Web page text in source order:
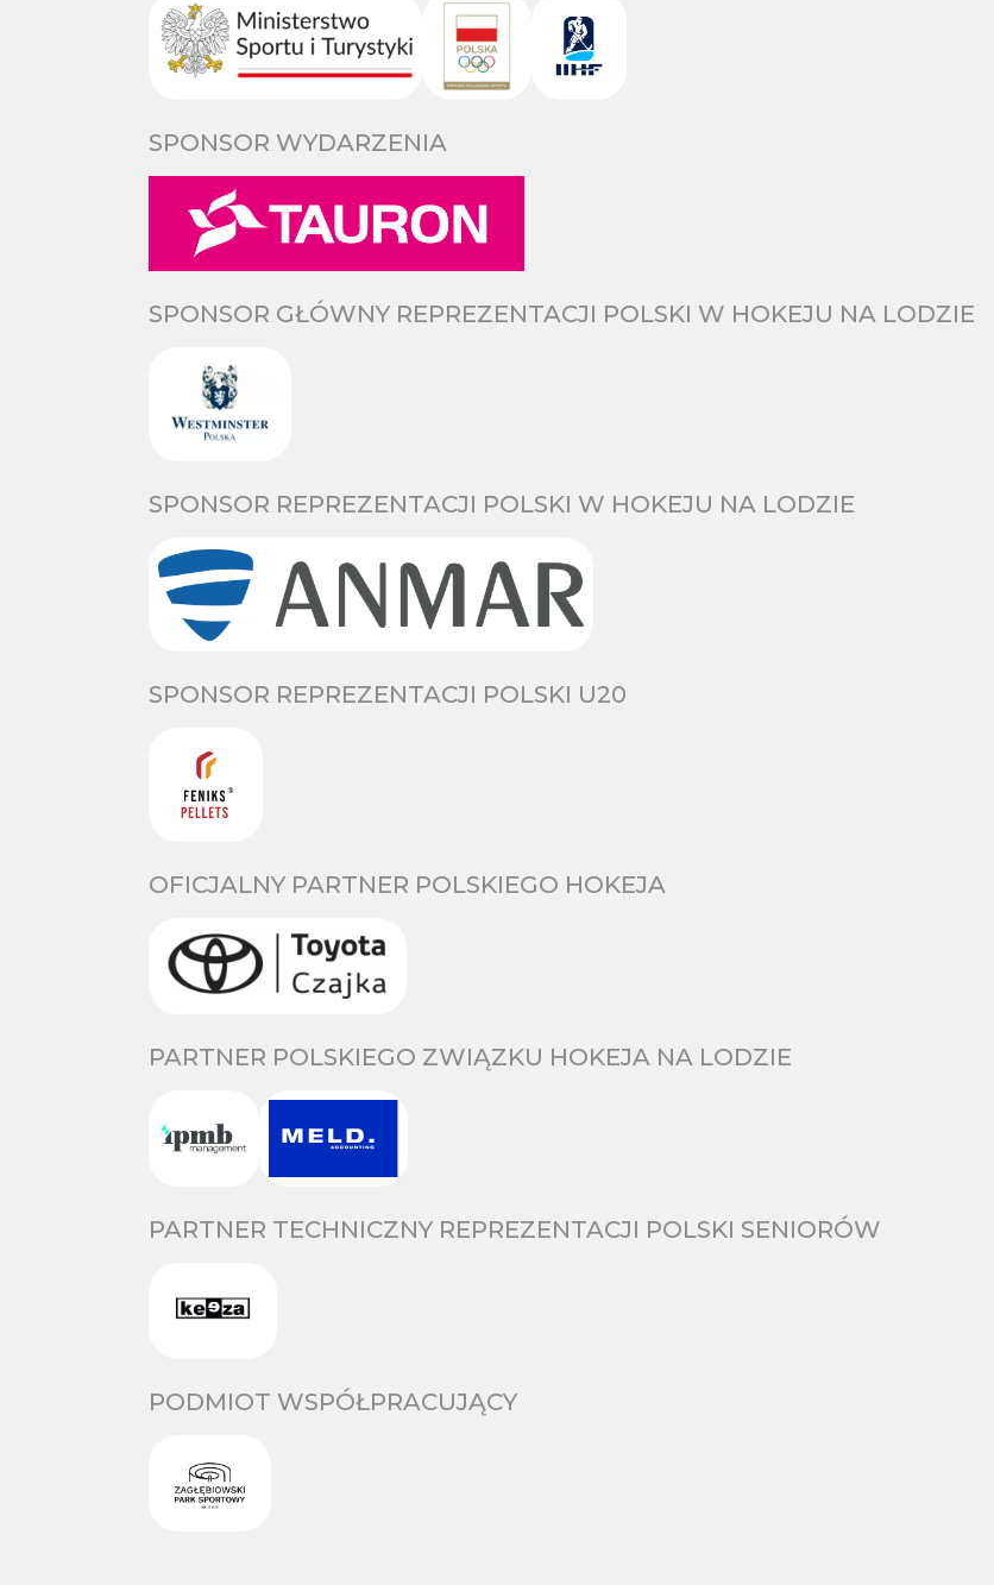
SPONSOR WYDARZENIA
SPONSOR GŁÓWNY REPREZENTACJI POLSKI W HOKEJU NA LODZIE
SPONSOR REPREZENTACJI POLSKI W HOKEJU NA LODZIE
SPONSOR REPREZENTACJI POLSKI U20
OFICJALNY PARTNER POLSKIEGO HOKEJA
PARTNER POLSKIEGO ZWIĄZKU HOKEJA NA LODZIE
PARTNER TECHNICZNY REPREZENTACJI POLSKI SENIORÓW
PODMIOT WSPÓŁPRACUJĄCY